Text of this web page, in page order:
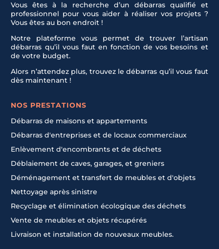
Vous êtes à la recherche d’un débarras qualifié et
professionnel pour vous aider à réaliser vos projets ?
Vous êtes au bon endroit !
Notre plateforme vous permet de trouver l’artisan
débarras qu’il vous faut en fonction de vos besoins et
de votre budget.
Alors n’attendez plus, trouvez le débarras qu’il vous faut
dès maintenant !
NOS PRESTATIONS
Débarras de maisons et appartements
Débarras d'entreprises et de locaux commerciaux
Enlèvement d'encombrants et de déchets
Déblaiement de caves, garages, et greniers
Déménagement et transfert de meubles et d'objets
Nettoyage après sinistre
Recyclage et élimination écologique des déchets
Vente de meubles et objets récupérés
Livraison et installation de nouveaux meubles.